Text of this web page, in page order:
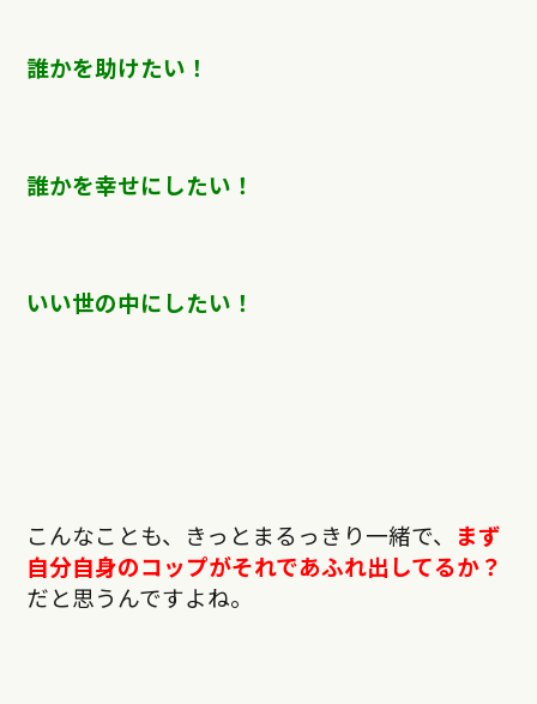
誰かを助けたい！
誰かを幸せにしたい！
いい世の中にしたい！
こんなことも、きっとまるっきり一緒で、 まず
自分自身のコップがそれであふれ出してるか？
だと思うんですよね。